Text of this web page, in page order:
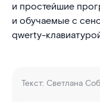
и простейшие
и обучаемые с
qwerty-
Текст: Светлана